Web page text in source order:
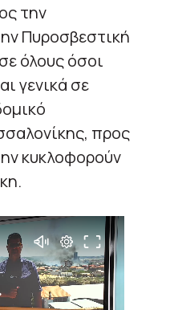
την
Πυροσβεστική
όλους όσοι
γενικά σε
προς
κυκλοφορούν